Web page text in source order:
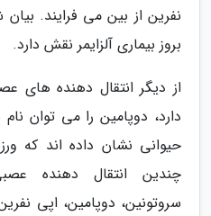
نفرین از بین می فرایند.
بروز بیماری آلزایمر نقش دارد.
از دیگر انتقال دهنده های
دارد، دوپامین را می توان
حیوانی نشان داده اند که
چندین انتقال دهنده
سروتونین، دوپامین، اپی